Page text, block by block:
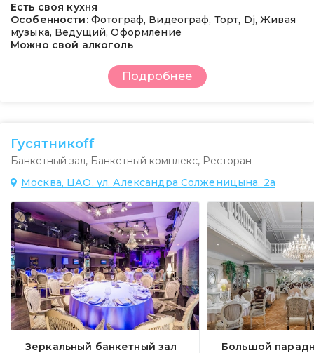
Есть своя кухня
Особенности: Фотограф, Видеограф, Торт, Dj, Живая
музыка, Ведущий, Оформление
Можно свой алкоголь
Подробнее
Гусятникоff
Банкетный зал, Банкетный комплекс, Ресторан
Москва, ЦАО, ул. Александра Солженицына, 2а
Зеркальный банкетный зал
Большой